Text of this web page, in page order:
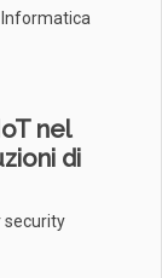
Informatica
nel
di
security